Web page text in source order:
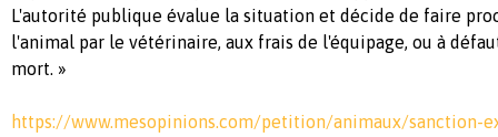
L'autorité publique évalue la situation et décide de faire
l'animal par le vétérinaire, aux frais de l'équipage, ou à
mort. »
https://www.mesopinions.com/petition/animaux/sanction-